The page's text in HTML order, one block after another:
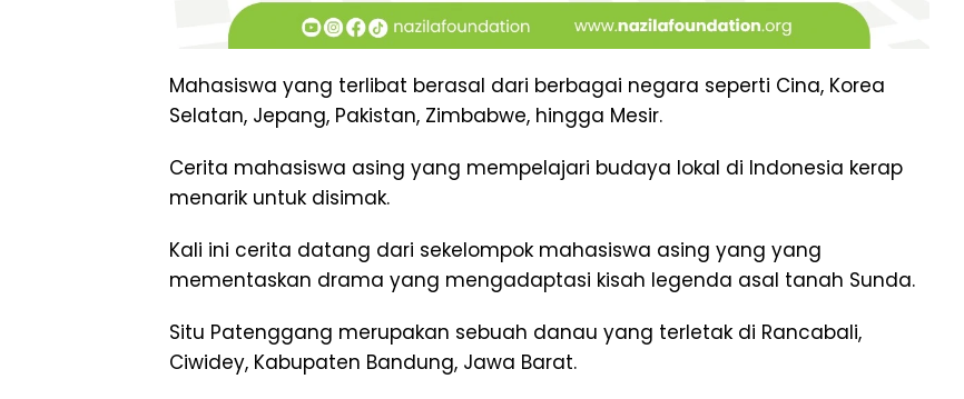
Mahasiswa yang terlibat berasal dari berbagai negara seperti Cina, Korea
Selatan, Jepang, Pakistan, Zimbabwe, hingga Mesir.
Cerita mahasiswa asing yang mempelajari budaya lokal di Indonesia kerap
menarik untuk disimak.
Kali ini cerita datang dari sekelompok mahasiswa asing yang yang
mementaskan drama yang mengadaptasi kisah legenda asal tanah Sunda.
Situ Patenggang merupakan sebuah danau yang terletak di Rancabali,
Ciwidey, Kabupaten Bandung, Jawa Barat.